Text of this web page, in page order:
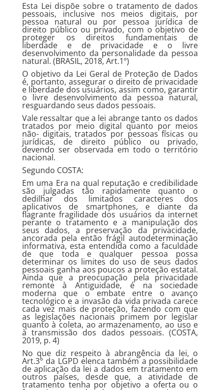
Esta Lei dispõe sobre o tratamento de dados
pessoais, inclusive nos meios digitais, por
pessoa natural ou por pessoa jurídica de
direito público ou privado, com o objetivo de
proteger os direitos fundamentais de
liberdade e de privacidade e o livre
desenvolvimento da personalidade da pessoa
natural. (BRASIL, 2018, Art.1º)
O objetivo da Lei Geral de Proteção de Dados
é, portanto, assegurar o direito de privacidade
e liberdade dos usuários, assim como, garantir
o livre desenvolvimento da pessoa natural,
resguardando seus dados pessoais.
Vale ressaltar que a lei abrange tanto os dados
tratados por meio digital quanto por meios
não- digitais, tratados por pessoas físicas ou
jurídicas, de direito público ou privado,
devendo ser observada em todo o território
nacional.
Segundo COSTA:
Em uma Era na qual reputação e credibilidade
são julgadas tão rapidamente quanto o
dedilhar dos limitados caracteres dos
aplicativos de smartphones, e diante da
flagrante fragilidade dos usuários da internet
perante o tratamento e a manipulação dos
seus dados, a preservação da privacidade,
ancorada pela então frágil autodeterminação
informativa, esta entendida como a faculdade
de que toda e qualquer pessoa possa
determinar os limites do uso de seus dados
pessoais ganha aos poucos a proteção estatal.
Ainda que a preocupação pela privacidade
remonte à Antiguidade, é na sociedade
moderna que o embate entre o avanço
tecnológico e a invasão da vida privada carece
cada vez mais de proteção, fazendo com que
as legislações nacionais primem por legislar
quanto à coleta, ao armazenamento, ao uso e
à transmissão dos dados pessoais. (COSTA,
2019, p. 4)
No que diz respeito à abrangência da lei, o
Art.3° da LGPD elenca também a possibilidade
de aplicação da lei a dados em tratamento em
outros países, desde que, a atividade de
tratamento tenha por objetivo a oferta ou o